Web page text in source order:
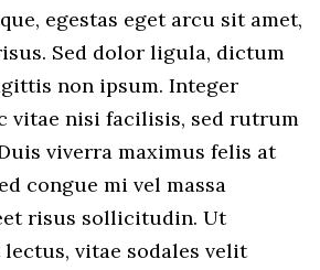
egestas eget arcu sit amet,
Sed dolor ligula, dictum
non ipsum. Integer
vitae nisi facilisis, sed rutrum
viverra maximus felis at
congue mi vel massa
risus sollicitudin. Ut
vitae sodales velit